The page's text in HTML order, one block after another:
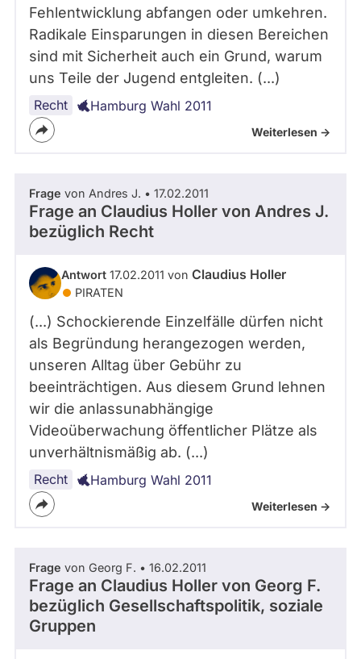
Fehlentwicklung abfangen oder umkehren.
Radikale Einsparungen in diesen Bereichen
sind mit Sicherheit auch ein Grund, warum
uns Teile der Jugend entgleiten. (...)
Recht Hamburg Wahl 2011
Weiterlesen ->
Frage von Andres J. • 17.02.2011
Frage an Claudius Holler von Andres J.
bezüglich Recht
Antwort 17.02.2011 von Claudius Holler
PIRATEN
(...) Schockierende Einzelfälle dürfen nicht
als Begründung herangezogen werden,
unseren Alltag über Gebühr zu
beeinträchtigen. Aus diesem Grund lehnen
wir die anlassunabhängige
Videoüberwachung öffentlicher Plätze als
unverhältnismäßig ab. (...)
Recht Hamburg Wahl 2011
Weiterlesen ->
Frage von Georg F. • 16.02.2011
Frage an Claudius Holler von Georg F.
bezüglich Gesellschaftspolitik, soziale
Gruppen